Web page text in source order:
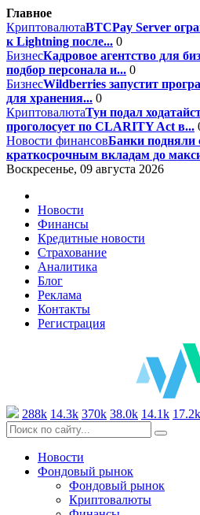
Главное
КриптовалютаBTCPay Server
к Lightning после... 0
БизнесКадровое агентство для
подбор персонала и... 0
БизнесWildberries запустит
для хранения... 0
КриптовалютаТун подал
проголосует по CLARITY Act в...
Новости финансовБанки подняли
краткосрочным вкладам до
Воскресенье, 09 августа 2026
Новости
Финансы
Кредитные новости
Страхование
Аналитика
Блог
Реклама
Контакты
Регистрация
288k 14.3k 370k 38.0k 14.1k 17.2k
Новости
Фондовый рынок
Фондовый рынок
Криптовалюты